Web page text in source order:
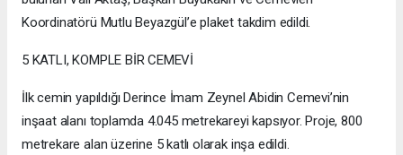
Koordinatörü Mutlu Beyazgül’e plaket takdim edildi.
5 KATLI, KOMPLE BİR CEMEVİ
İlk cemin yapıldığı Derince İmam Zeynel Abidin Cemevi’nin
inşaat alanı toplamda 4.045 metrekareyi kapsıyor. Proje, 800
metrekare alan üzerine 5 katlı olarak inşa edildi.